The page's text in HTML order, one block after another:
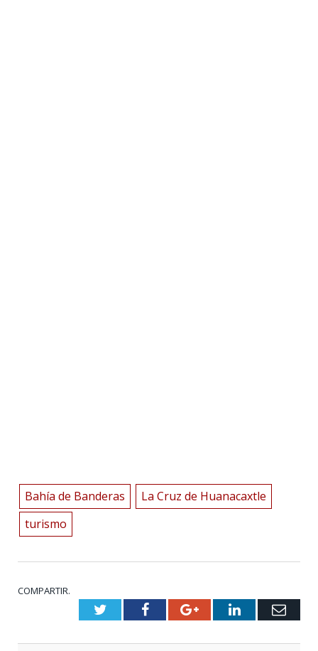
Bahía de Banderas
La Cruz de Huanacaxtle
turismo
COMPARTIR.
TwitterFacebookGoogle+LinkedIn